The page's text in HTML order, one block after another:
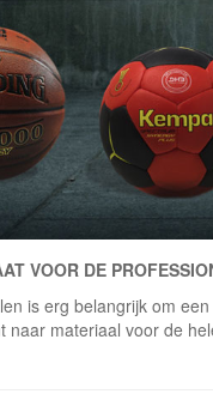
VOOR DE
is erg belangrijk om
materiaal voor de